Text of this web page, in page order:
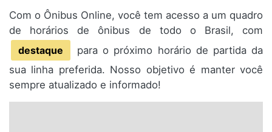
Com o Ônibus Online, você tem acesso a um quadro
de horários de ônibus de todo o Brasil, com
destaque
para o próximo horário de partida da
sua linha preferida. Nosso objetivo é manter você
sempre atualizado e informado!